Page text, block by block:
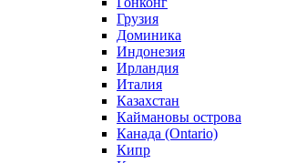
Грузия
Доминика
Индонезия
Ирландия
Италия
Казахстан
Каймановы острова
Канада (Ontario)
Кипр